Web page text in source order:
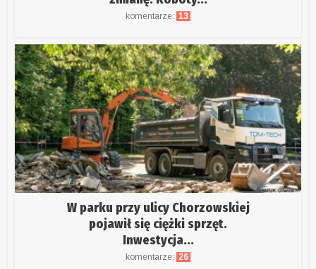
komentarze: 13
W parku przy ulicy Chorzowskiej
pojawił się ciężki sprzęt.
Inwestycja...
komentarze: 26